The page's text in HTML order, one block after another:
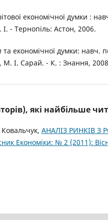
економічної думки :
- Тернопіль: Астон, 2006.
економічної думки: навч.
І. Сарай. - К. : Знання,
які найбільше
АНАЛІЗ РИНКІВ З
Економіки: № 2 (2011):